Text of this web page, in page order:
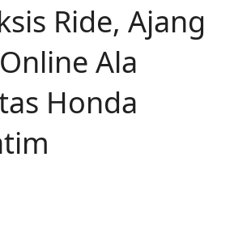
Ride, Ajang
Ala
Honda